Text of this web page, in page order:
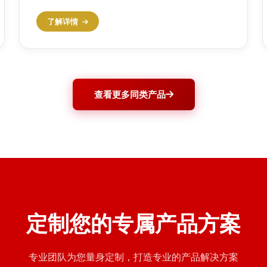
了解详情
查看更多同类产品
定制您的专属产品方案
专业团队为您量身定制，打造专业的产品解决方案